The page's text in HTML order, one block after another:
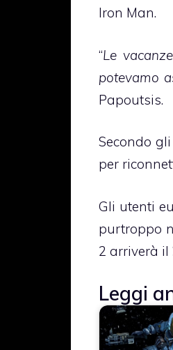
Iron Man.
“Le
potevamo
Papoutsis.
Secondo
per
Gli utenti
purtroppo
2 arriverà il
Leggi